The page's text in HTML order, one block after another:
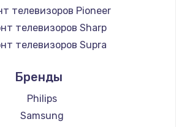
3900 руб.
Заказать
1030 руб.
Заказать
телевизоров Pioneer
телевизоров Sharp
телевизоров Supra
телевизоров Hisense
телевизоров Daewoo
телевизоров Centek
Бренды
Philips
Samsung